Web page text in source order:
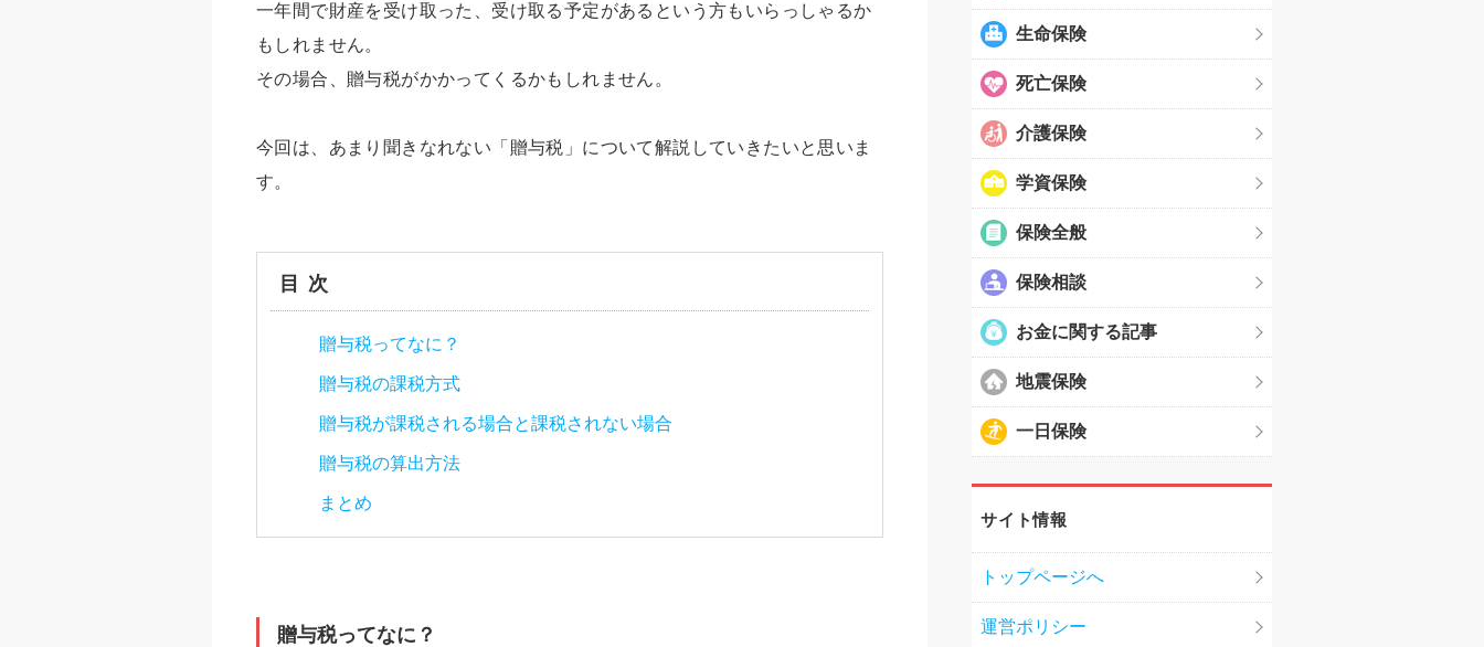
一年間で財産を受け取った、受け取る予定があるという方もいらっしゃるか
もしれません。
その場合、贈与税がかかってくるかもしれません。
今回は、あまり聞きなれない「贈与税」について解説していきたいと思いま
す。
目次
贈与税ってなに？
贈与税の課税方式
贈与税が課税される場合と課税されない場合
贈与税の算出方法
まとめ
贈与税ってなに？
生命保険
死亡保険
介護保険
学資保険
保険全般
保険相談
お金に関する記事
地震保険
一日保険
サイト情報
トップページへ
運営ポリシー